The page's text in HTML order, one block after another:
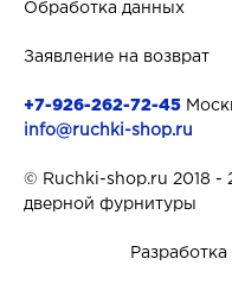
Обработка данных
Заявление на возврат
+7-926-262-72-45
info@ruchki-shop.ru
© Ruchki-shop.ru 2018 -
дверной фурнитуры